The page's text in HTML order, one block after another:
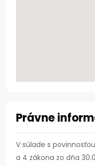
Právne
V súlade s
a 4 zákona zo dňa